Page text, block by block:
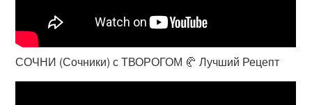
СОЧНИ (Сочники) с ТВОРОГОМ 🥐 Лучший Рецепт